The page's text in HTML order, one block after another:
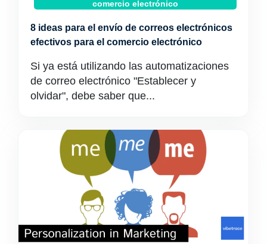
comercio electrónico
8 ideas para el envío de correos electrónicos
efectivos para el comercio electrónico
Si ya está utilizando las automatizaciones
de correo electrónico "Establecer y
olvidar", debe saber que...